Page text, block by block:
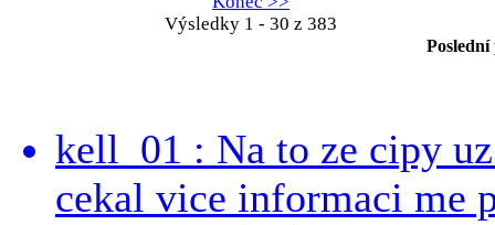
Výsledky 1 - 30 z 383
kell_01 : Na to ze cipy
cekal vice informaci me